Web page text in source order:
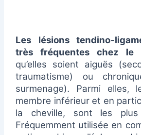
Les lésions tendino-
très fréquentes chez le
qu’elles soient aiguës
traumatisme) ou
surmenage). Parmi elles,
membre inférieur et en
la cheville, sont les plus
Fréquemment utilisée en